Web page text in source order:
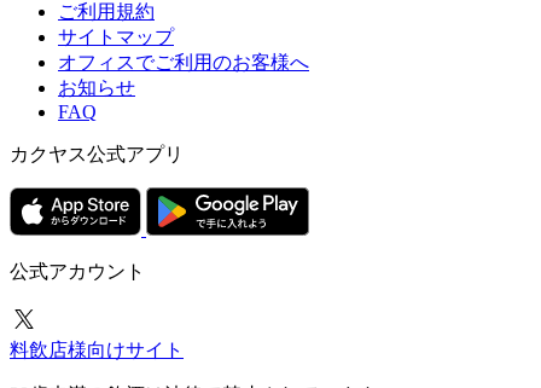
ご利用規約
サイトマップ
オフィスでご利用のお客様へ
お知らせ
FAQ
カクヤス公式アプリ
公式アカウント
料飲店様向けサイト